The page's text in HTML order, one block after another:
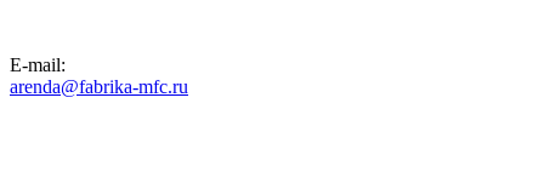
E-mail:
arenda@fabrika-mfc.ru